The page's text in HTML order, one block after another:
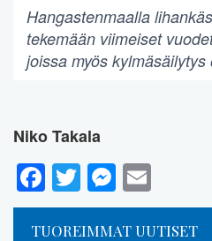
Hangastenmaalla
tekemään viimeiset
joissa myös kylmäsäilytys
Niko Takala
Facebook
Twitter
TUOREIMMAT UUTISET